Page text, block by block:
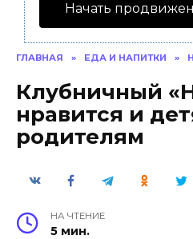
Начать
ГЛАВНАЯ » ЕДА И НАПИТКИ »
Клубничный
нравится и
родителям
НА ЧТЕНИЕ
5 мин.